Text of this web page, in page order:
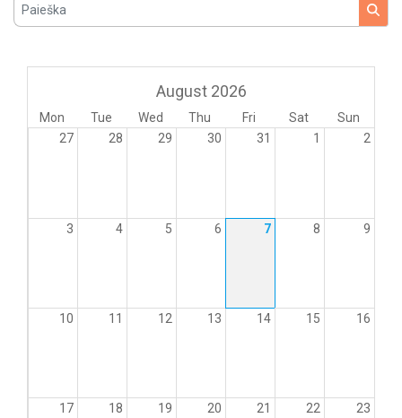
Paieška
August 2026
Mon Tue Wed Thu Fri Sat
Sun
27
28 29 30 31 1 2
3 4 5 6 7 8 9
10 11 12 13 14 15 16
17 18 19 20 21 22 23